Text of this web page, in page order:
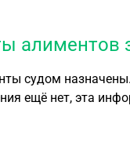
алиментов
судом
ещё нет, эта
алименты с